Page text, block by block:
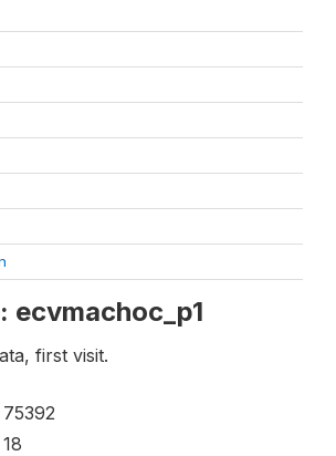
ecvmachoc_p1
first visit.
75392
18